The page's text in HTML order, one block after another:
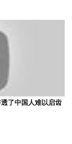
了中国人难以启齿